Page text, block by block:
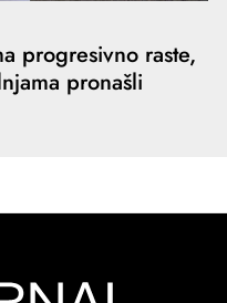
progresivno raste,
pronašli